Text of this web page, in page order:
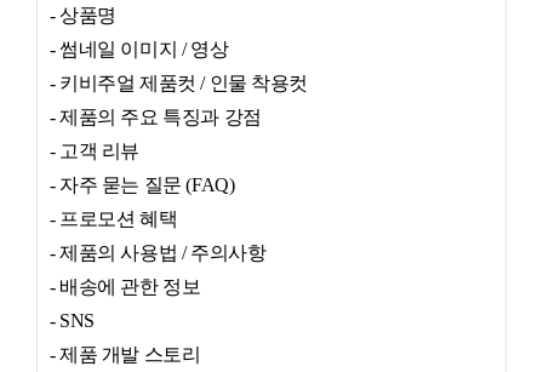
- 상품명
- 썸네일 이미지 / 영상
- 키비주얼 제품컷 / 인물 착용컷
- 제품의 주요 특징과 강점
- 고객 리뷰
- 자주 묻는 질문 (FAQ)
- 프로모션 혜택
- 제품의 사용법 / 주의사항
- 배송에 관한 정보
- SNS
- 제품 개발 스토리